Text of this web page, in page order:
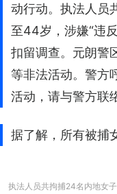
动行动。执法人员
至44岁，涉嫌“违
扣留调查。元朗警
等非法活动。警方
活动，请与警方联
据了解，所有被捕
执法人员共拘捕24名内地女